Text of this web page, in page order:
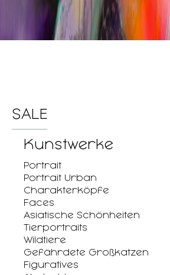
SALE
Kunstwerke
Portrait
Portrait Urban
Charakterköpfe
Faces
Asiatische Schönheiten
Tierportraits
Wildtiere
Gefährdete Großkatzen
Figuratives